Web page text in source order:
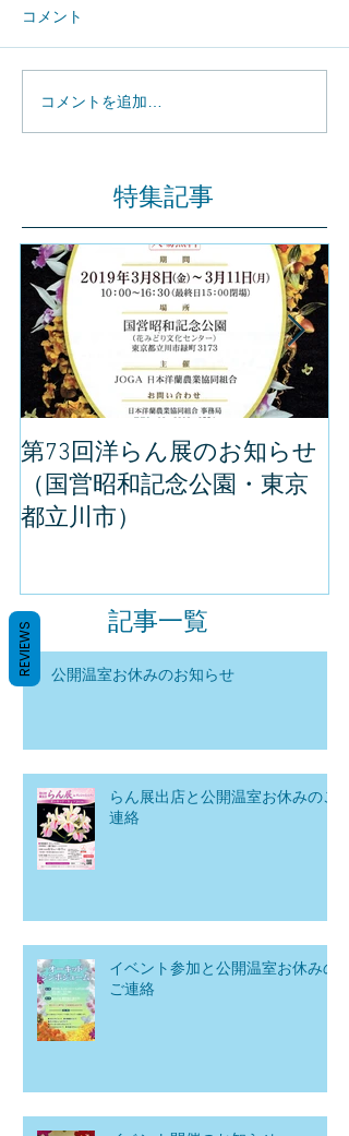
コメント
コメントを追加…
特集記事
第73回洋らん展のお知らせ
（国営昭和記念公園・東京
都立川市）
記事一覧
公開温室お休みのお知らせ
らん展出店と公開温室お休みのご
連絡
イベント参加と公開温室お休みの
ご連絡
REVIEWS